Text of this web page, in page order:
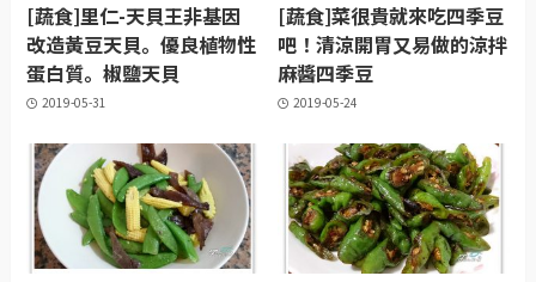
[蔬食]里仁-天貝王非基因
改造黃豆天貝。優良植物性
蛋白質。椒鹽天貝
2019-05-31
[蔬食]菜很貴就來吃四季豆
吧！清涼開胃又易做的涼拌
麻醬四季豆
2019-05-24